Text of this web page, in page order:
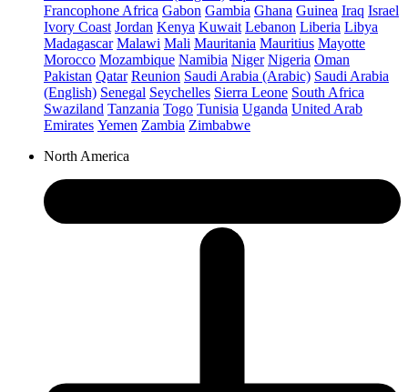
Francophone Africa Gabon Gambia Ghana Guinea Iraq Israel
Ivory Coast Jordan Kenya Kuwait Lebanon Liberia Libya
Madagascar Malawi Mali Mauritania Mauritius Mayotte
Morocco Mozambique Namibia Niger Nigeria Oman
Pakistan Qatar Reunion Saudi Arabia (Arabic) Saudi Arabia
(English) Senegal Seychelles Sierra Leone South Africa
Swaziland Tanzania Togo Tunisia Uganda United Arab
Emirates Yemen Zambia Zimbabwe
North America